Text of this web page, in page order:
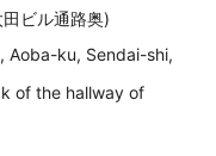
ビル通路奥)
Aoba-ku, Sendai-shi,
of the hallway of